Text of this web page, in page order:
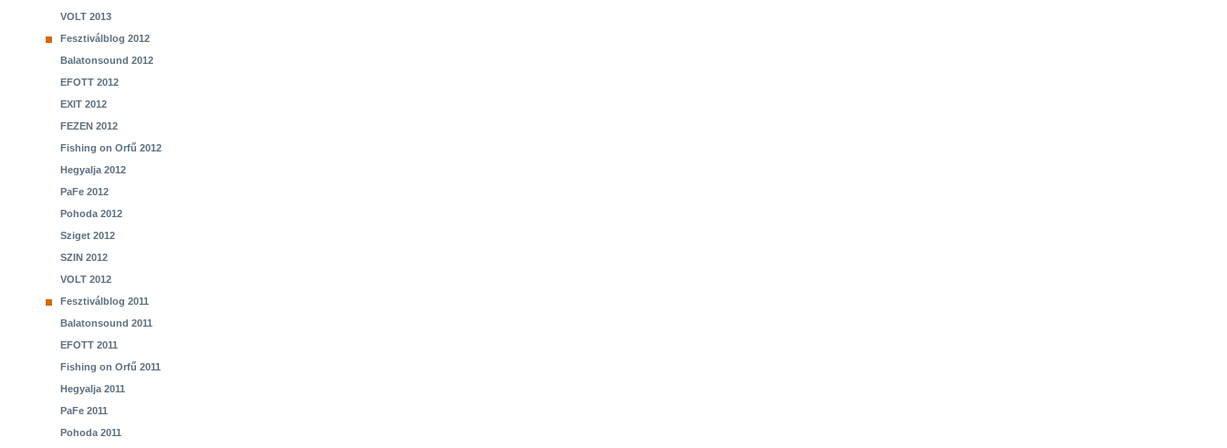
VOLT 2013
Fesztiválblog 2012
Balatonsound 2012
EFOTT 2012
EXIT 2012
FEZEN 2012
Fishing on Orfű 2012
Hegyalja 2012
PaFe 2012
Pohoda 2012
Sziget 2012
SZIN 2012
VOLT 2012
Fesztiválblog 2011
Balatonsound 2011
EFOTT 2011
Fishing on Orfű 2011
Hegyalja 2011
PaFe 2011
Pohoda 2011